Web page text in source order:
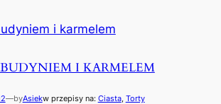
I KARMELEM
—byAsiekw przepisy na: Ciasta, Torty